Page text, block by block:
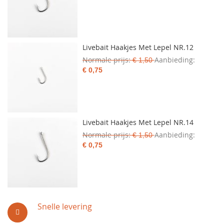
Snelle levering
Livebait Haakjes Met Lepel NR.12
Normale prijs € 1,50 Aanbieding
€ 0,75
Livebait Haakjes Met Lepel NR.14
Normale prijs € 1,50 Aanbieding
€ 0,75